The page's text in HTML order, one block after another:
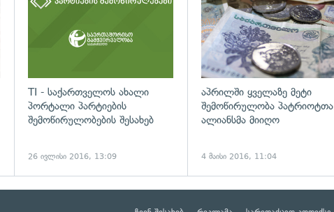
TI - საქართველოს ახალი
პორტალი პარტიების
შემოწირულობების შესახებ
26 ივლისი 2016, 13:09
აპრილში ყველაზე მეტი
შემოწირულობა პატრიოტთა
ალიანსმა მიიღო
4 მაისი 2016, 11:04